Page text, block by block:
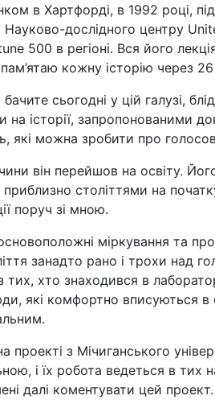
в Хартфорді, в 1992 році, під
дослідного центру
500 в регіоні. Вся його
кожну історію через 26
сьогодні у цій галузі,
на історії, запропонованими
які можна зробити про
він перейшов на освіту.
століттями на
поруч зі мною.
міркування та
занадто рано і трохи над
хто знаходився в
які комфортно вписуються в
проекті з Мічиганського
і їх робота ведеться в тих
далі коментувати цей проект.